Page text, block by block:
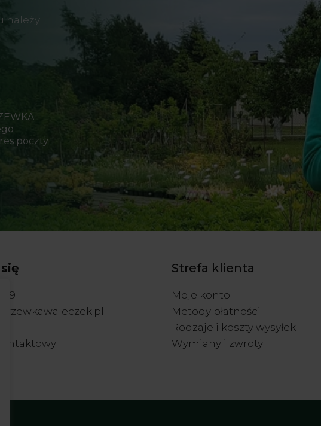
należy
poczty
Strefa klienta
Moje konto
Metody płatności
Rodzaje i koszty wysyłek
Wymiany i zwroty